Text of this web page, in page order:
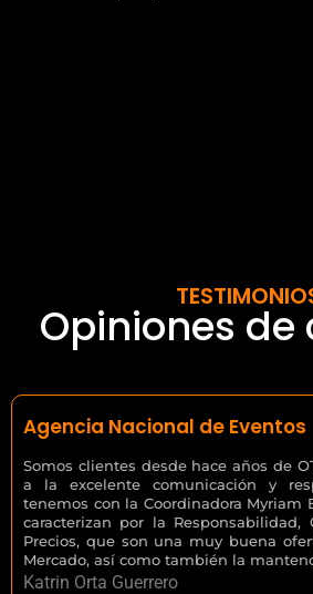
Opiniones de
Agencia Nacional de Eventos
Somos clientes desde hace años de
a la excelente comunicación y
tenemos con la Coordinadora Myriam
caracterizan por la Responsabilidad,
Precios, que son una muy buena
Mercado, así como también la
Katrin Orta Guerrero